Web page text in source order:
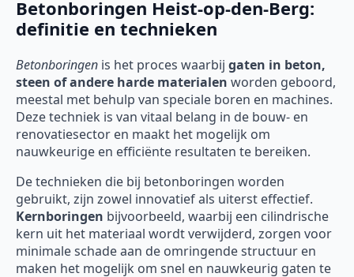
Betonboringen Heist-op-den-Berg:
definitie en technieken
Betonboringen is het proces waarbij gaten in beton,
steen of andere harde materialen worden geboord,
meestal met behulp van speciale boren en machines.
Deze techniek is van vitaal belang in de bouw- en
renovatiesector en maakt het mogelijk om
nauwkeurige en efficiënte resultaten te bereiken.
De technieken die bij betonboringen worden
gebruikt, zijn zowel innovatief als uiterst effectief.
Kernboringen bijvoorbeeld, waarbij een cilindrische
kern uit het materiaal wordt verwijderd, zorgen voor
minimale schade aan de omringende structuur en
maken het mogelijk om snel en nauwkeurig gaten te